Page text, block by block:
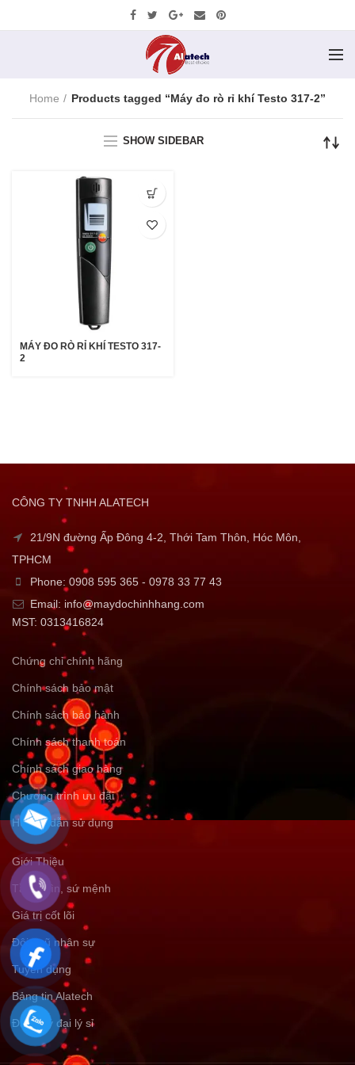
Home Products tagged “Máy đo rò rỉ khí Testo 317-2”
SHOW SIDEBAR
MÁY ĐO RÒ RỈ KHÍ TESTO 317-
2
CÔNG TY TNHH ALATECH
21/9N đường Ấp Đông 4-2, Thới Tam Thôn, Hóc Môn,
TPHCM
Phone: 0908 595 365 - 0978 33 77 43
Email: info@maydochinhhang.com
MST: 0313416824
Chứng chỉ chính hãng
Chính sách bảo mật
Chính sách bảo hành
Chính sách thanh toán
Chính sách giao hàng
Chương trình ưu đãi
Hướng dẫn sử dụng
Giới Thiệu
Tầm nhìn, sứ mệnh
Giá trị cốt lõi
Đội ngũ nhân sự
Tuyển dụng
Bảng tin Alatech
Đăng ký đại lý sỉ